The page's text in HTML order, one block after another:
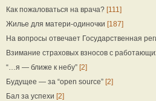
Как пожаловаться на врача? [111]
Жилье для матери-одиночки [187]
На вопросы отвечает Государственная
Взимание страховых взносов с
“…я — ближе к небу” [2]
Будущее — за “open source” [2]
Бал за успехи [2]